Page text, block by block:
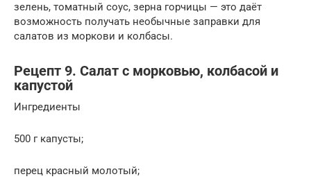
зелень, томатный соус, зерна горчицы — это даёт
возможность получать необычные заправки для
салатов из моркови и колбасы.
Рецепт 9. Салат с морковью, колбасой и
капустой
Ингредиенты
500 г капусты;
перец красный молотый;